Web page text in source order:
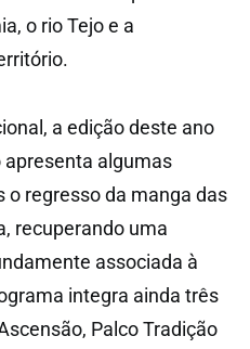
o rio Tejo e a
a edição deste ano
apresenta algumas
o regresso da manga das
recuperando uma
associada à
integra ainda três
Palco Tradição